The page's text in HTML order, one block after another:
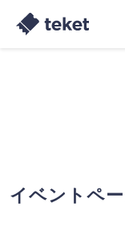
イベントペ